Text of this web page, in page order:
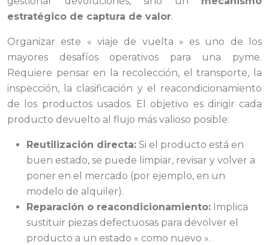
estratégico de captura de valor.
Organizar este « viaje de vuelta » es uno de los
mayores desafíos operativos para una pyme.
Requiere pensar en la recolección, el transporte, la
inspección, la clasificación y el reacondicionamiento
de los productos usados. El objetivo es dirigir cada
producto devuelto al flujo más valioso posible:
Reutilización directa: Si el producto está en
buen estado, se puede limpiar, revisar y volver a
poner en el mercado (por ejemplo, en un
modelo de alquiler).
Reparación o reacondicionamiento: Implica
sustituir piezas defectuosas para devolver el
producto a un estado « como nuevo ».